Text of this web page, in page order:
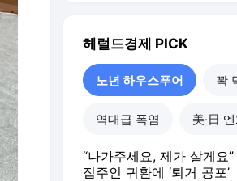
헤럴드경제 PICK
노년 하우스푸어
역대급 폭염
“나가주세요, 제가 살게요”
집주인 귀환에 ‘퇴거 공포’